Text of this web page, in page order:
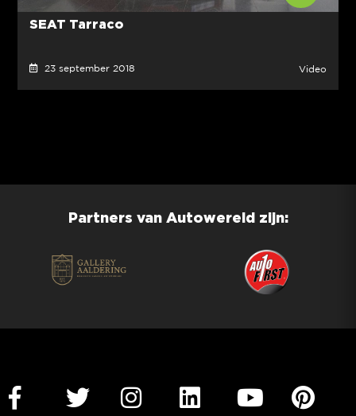
SEAT Tarraco
23 september 2018 Video
Partners van Autowereld zijn: